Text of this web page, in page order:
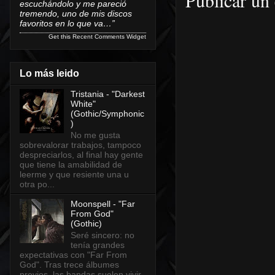
escuchándolo y me pareció
tremendo, uno de mis discos
favoritos en lo que va…”
Get this Recent Comments Widget
Lo más leido
Tristania - "Darkest
White"
(Gothic/Symphonic
)
No me gusta
sobrevalorar trabajos, tampoco
despreciarlos, al final hay gente
que tiene la amabilidad de
leerme y que resiente una u
otra po...
Moonspell - "Far
From God"
(Gothic)
Seré sincero: no
tenía grandes
expectativas con "Far From
God". Tras trece álbumes